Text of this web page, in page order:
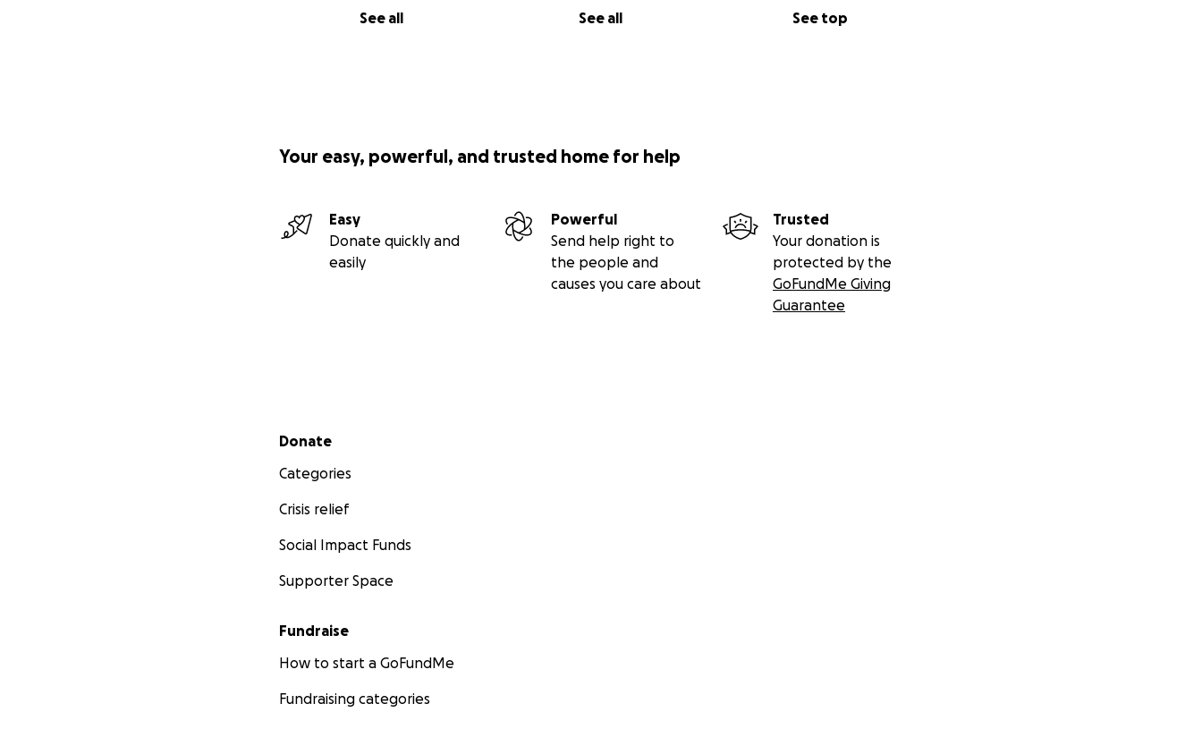
See all See all See top
Your easy, powerful, and trusted home for help
Easy
Donate quickly and
easily
Powerful
Send help right to
the people and
causes you care about
Trusted
Your donation is
protected by the
GoFundMe Giving
Guarantee
Secondary menu
Donate
Categories
Crisis relief
Social Impact Funds
Supporter Space
Fundraise
How to start a GoFundMe
Fundraising categories